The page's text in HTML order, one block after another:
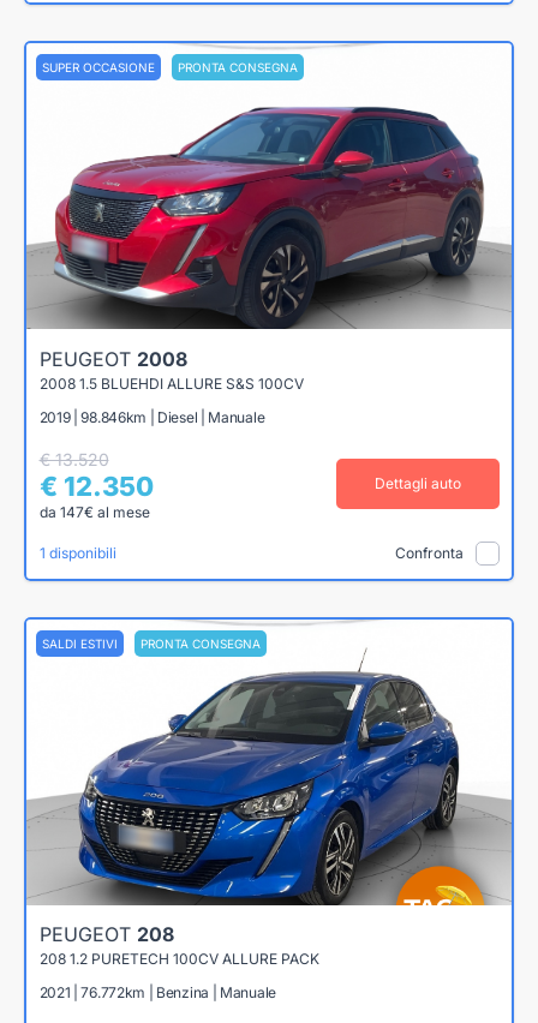
SUPER OCCASIONE PRONTA CONSEGNA
PEUGEOT 2008
2008 1.5 BLUEHDI ALLURE S&S 100CV
2019 | 98.846km | Diesel | Manuale
€ 13.520
€ 12.350
da 147€ al mese
Dettagli auto
1 disponibili Confronta
SALDI ESTIVI PRONTA CONSEGNA
PEUGEOT 208
208 1.2 PURETECH 100CV ALLURE PACK
2021 | 76.772km | Benzina | Manuale